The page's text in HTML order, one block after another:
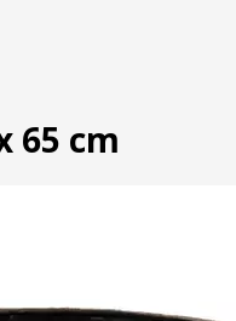
65 cm